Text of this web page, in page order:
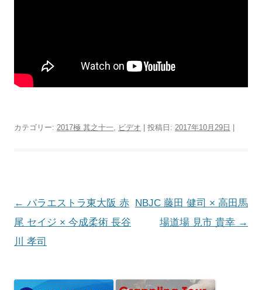
カテゴリー: 2017極 其之十一, ビデオ | 投稿日: 2017年10月29日
投
稿
ナ
ゲ
← パラエストラ東大阪 赤
尾 セイジ × 今成柔術 長谷
川 孝司
NBJC 藤田 健司 × 高田馬
場道場 見市 貴幸 →